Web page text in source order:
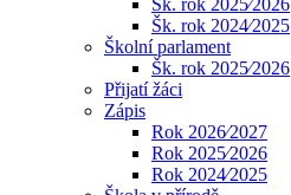
Šk. rok 2025⁄2026
Šk. rok 2024⁄2025
Školní parlament
Šk. rok 2025⁄2026
Přijatí žáci
Zápis
Rok 2026⁄2027
Rok 2025⁄2026
Rok 2024⁄2025